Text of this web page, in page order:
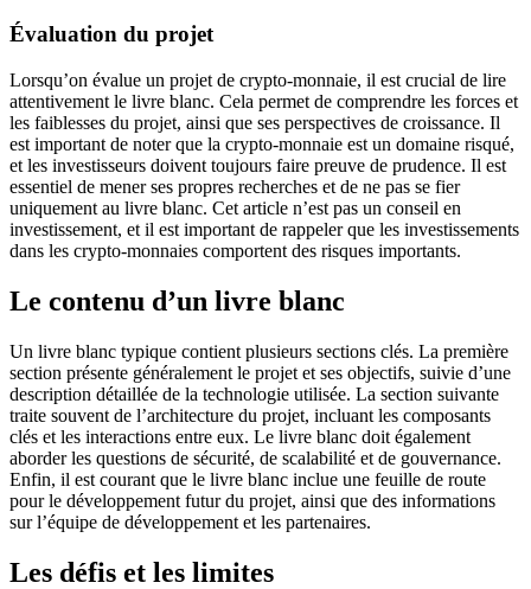
Évaluation du projet
Lorsqu’on évalue un projet de crypto-monnaie, il est crucial de lire
attentivement le livre blanc. Cela permet de comprendre les forces et
les faiblesses du projet, ainsi que ses perspectives de croissance. Il
est important de noter que la crypto-monnaie est un domaine risqué,
et les investisseurs doivent toujours faire preuve de prudence. Il est
essentiel de mener ses propres recherches et de ne pas se fier
uniquement au livre blanc. Cet article n’est pas un conseil en
investissement, et il est important de rappeler que les investissements
dans les crypto-monnaies comportent des risques importants.
Le contenu d’un livre blanc
Un livre blanc typique contient plusieurs sections clés. La première
section présente généralement le projet et ses objectifs, suivie d’une
description détaillée de la technologie utilisée. La section suivante
traite souvent de l’architecture du projet, incluant les composants
clés et les interactions entre eux. Le livre blanc doit également
aborder les questions de sécurité, de scalabilité et de gouvernance.
Enfin, il est courant que le livre blanc inclue une feuille de route
pour le développement futur du projet, ainsi que des informations
sur l’équipe de développement et les partenaires.
Les défis et les limites